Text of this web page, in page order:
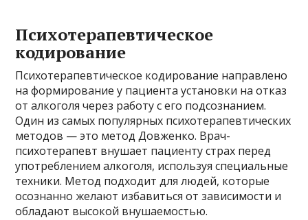
Психотерапевтическое
кодирование
Психотерапевтическое кодирование направлено
на формирование у пациента установки на отказ
от алкоголя через работу с его подсознанием.
Один из самых популярных психотерапевтических
методов — это метод Довженко. Врач-
психотерапевт внушает пациенту страх перед
употреблением алкоголя, используя специальные
техники. Метод подходит для людей, которые
осознанно желают избавиться от зависимости и
обладают высокой внушаемостью.